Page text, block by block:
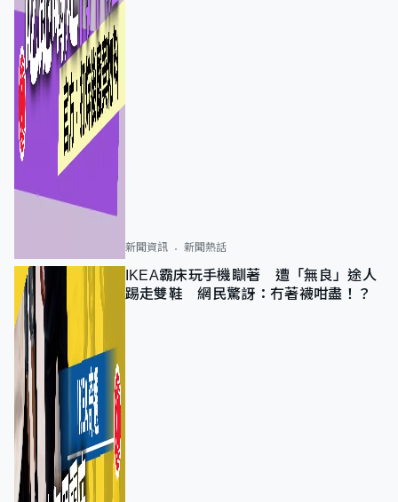
新聞資訊 新聞熱話
IKEA霸床玩手機瞓著 遭「無良」途人
踢走雙鞋 網民驚訝：冇著襪咁盡！？